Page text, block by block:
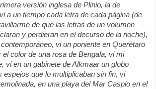
versión inglesa de Plinio, la de
a un tiempo cada letra de cada página (de
de que las letras de un volumen
y perdieran en el decurso de la noche),
vi un poniente en Querétaro
el color de una rosa de Bengala, vi mi
vi en un gabinete de Alkmaar un globo
espejos que lo multiplicaban sin fin, vi
en una playa del Mar Caspio en el